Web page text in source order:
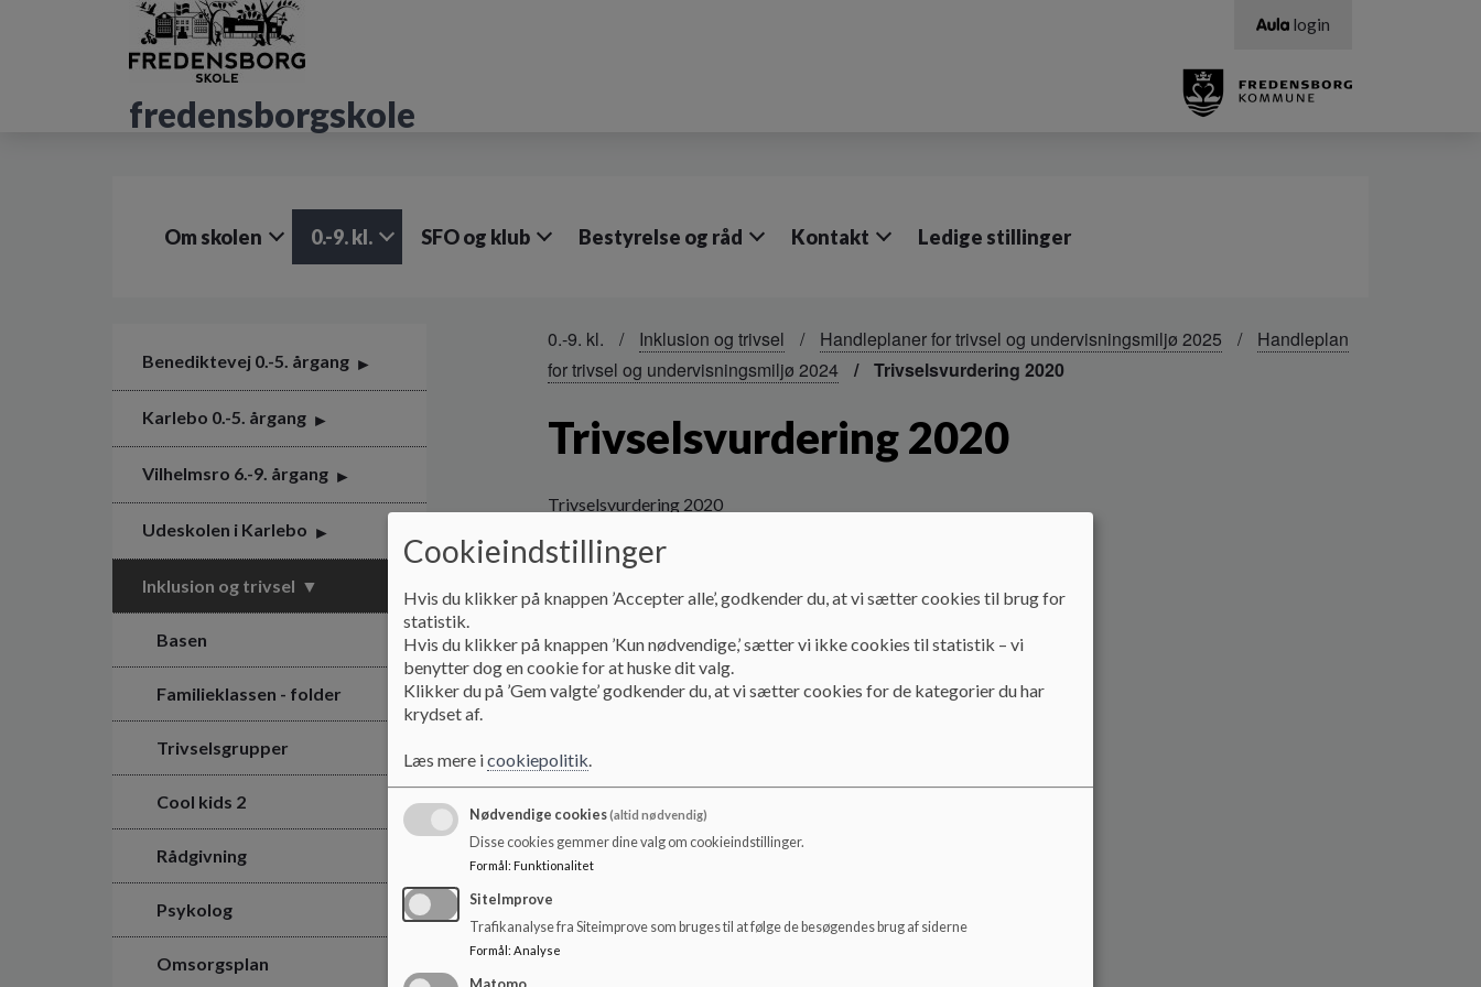
fredensborgskole
login
Om skolen 0.-9. kl. SFO og klub Bestyrelse og råd Kontakt Ledige stillinger
Benediktevej 0.-5. årgang
Karlebo 0.-5. årgang
Vilhelmsro 6.-9. årgang
Udeskolen i Karlebo
Inklusion og trivsel
Basen
Familieklassen - folder
Trivselsgrupper
Cool kids 2
Rådgivning
Psykolog
Omsorgsplan
0.-9. kl. Inklusion og trivsel Handleplaner for trivsel og undervisningsmiljø 2025
Handleplan
for trivsel og undervisningsmiljø 2024
Trivselsvurdering 2020
Trivselsvurdering 2020
Trivselsvurdering 2020
Dokumenter
Trivselsvurdering 2020.pdf
Cookieindstillinger
Hvis du klikker på knappen ’Accepter alle’, godkender du, at vi sætter cookies til brug for
statistik.
Hvis du klikker på knappen ’Kun nødvendige,’ sætter vi ikke cookies til statistik – vi
benytter dog en cookie for at huske dit valg.
Klikker du på ’Gem valgte’ godkender du, at vi sætter cookies for de kategorier du har
krydset af.
Læs mere icookiepolitik.
Nødvendige cookies(altid nødvendig)
Disse cookies gemmer dine valg om cookieindstillinger.
Formål : Funktionalitet
SiteImprove
Trafikanalyse fra Siteimprove som bruges til at følge de besøgendes brug af siderne
Formål : Analyse